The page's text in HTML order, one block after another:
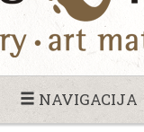
NAVIGACIJA